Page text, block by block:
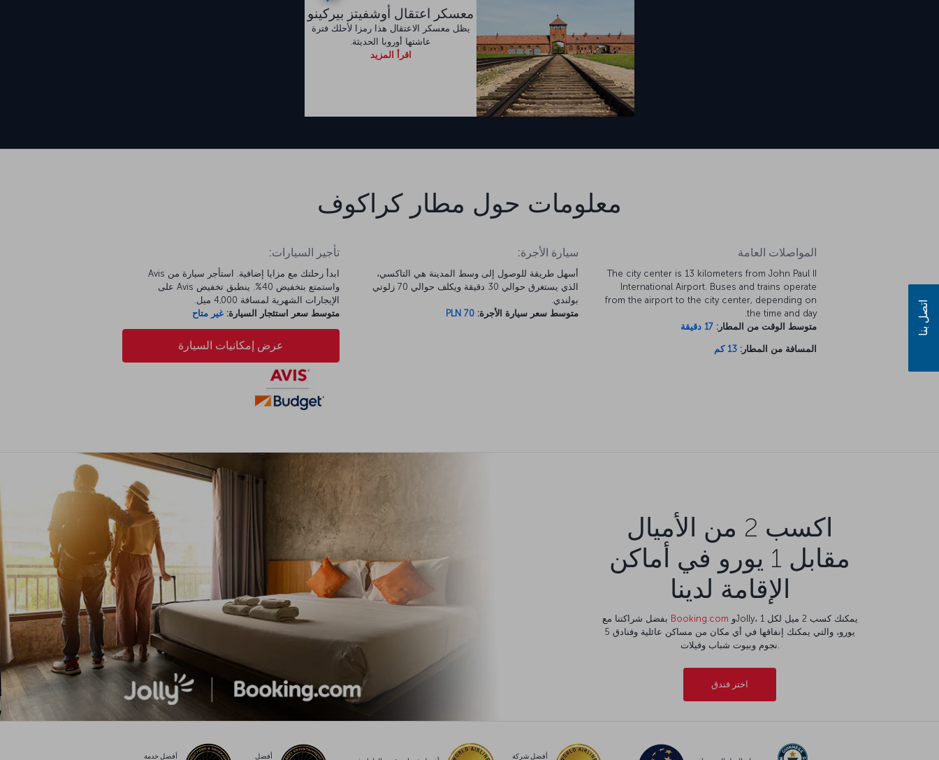
معسكر اعتقال أوشفيتز بيركينو
يظل معسكر الاعتقال هذا رمزا لأحلك فترة
عاشتها أوروبا الحديثة.
اقرأ المزيد
معلومات حول مطار كراكوف
المواصلات العامة
The city center is 13 kilometers from John Paul II
International Airport. Buses and trains operate
from the airport to the city center, depending on
the time and day.
متوسط الوقت من المطار: 17 دقيقة
المسافة من المطار: 13 كم
سيارة الأجرة:
أسهل طريقة للوصول إلى وسط المدينة هي التاكسي،
الذي يستغرق حوالي 30 دقيقة ويكلف حوالي 70 زلوتي
بولندي.
متوسط سعر سيارة الأجرة: PLN 70
تأجير السيارات:
ابدأ رحلتك مع مزايا إضافية. استأجر سيارة من Avis
واستمتع بتخفيض 40%. ينطبق تخفيض Avis على
الإيجارات الشهرية لمسافة 4,000 ميل.
متوسط سعر استئجار السيارة: غير متاح
عرض إمكانيات السيارة
اكسب 2 من الأميال
مقابل 1 يورو في أماكن
الإقامة لدينا
Booking.com
يورو، والتي يمكنك إنفاقها في أي مكان من مساكن عائلية وفنادق 5
اختر فندق
أفضل شركة أفضل أفضل خدمة
اتصل بنا